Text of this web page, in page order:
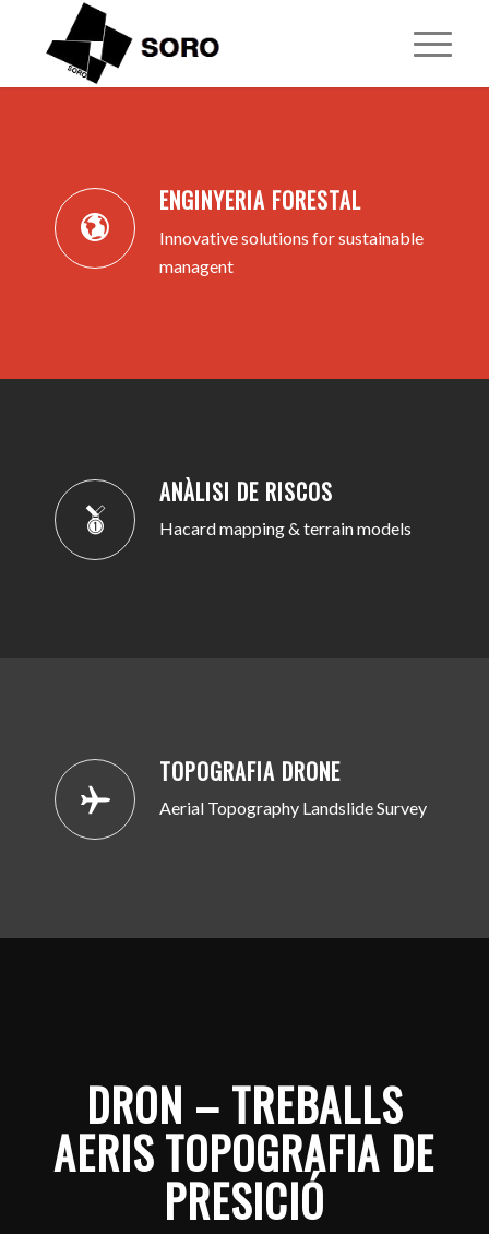
ENGINYERIA FORESTAL
Innovative solutions for sustainable
managent
ANÀLISI DE RISCOS
Hacard mapping & terrain models
TOPOGRAFIA DRONE
Aerial Topography Landslide Survey
DRON – TREBALLS
AERIS TOPOGRAFIA DE
PRESICIÓ